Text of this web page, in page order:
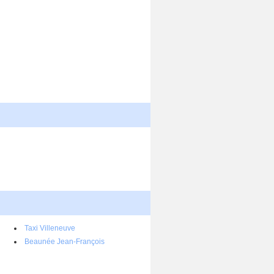
Taxi Villeneuve
Beaunée Jean-François